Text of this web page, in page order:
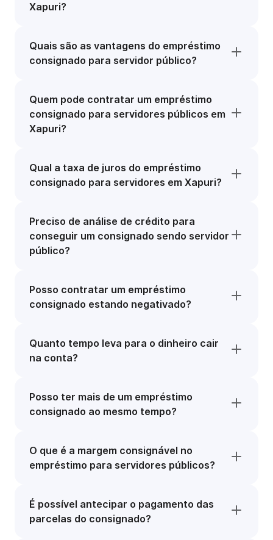
Xapuri?
Quais são as vantagens do empréstimo
consignado para servidor público?
Quem pode contratar um empréstimo
consignado para servidores públicos em
Xapuri?
Qual a taxa de juros do empréstimo
consignado para servidores em Xapuri?
Preciso de análise de crédito para
conseguir um consignado sendo servidor
público?
Posso contratar um empréstimo
consignado estando negativado?
Quanto tempo leva para o dinheiro cair
na conta?
Posso ter mais de um empréstimo
consignado ao mesmo tempo?
O que é a margem consignável no
empréstimo para servidores públicos?
É possível antecipar o pagamento das
parcelas do consignado?